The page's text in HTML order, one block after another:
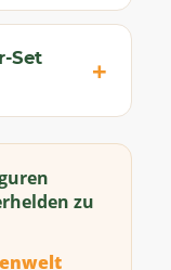
Set
zu